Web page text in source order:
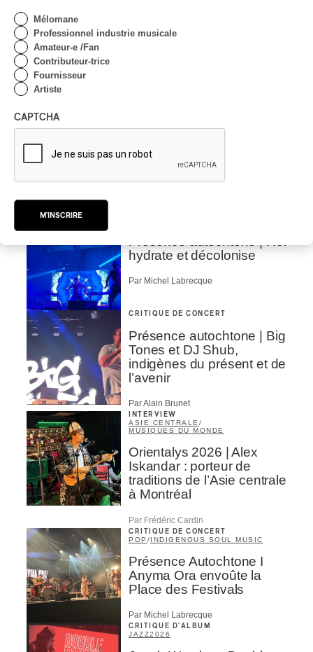
Tout le contenu 360
hydrate et décolonise
Par Michel Labrecque
CRITIQUE DE CONCERT
Présence autochtone | Big
Tones et DJ Shub,
indigènes du présent et de
l’avenir
Par Alain Brunet
INTERVIEW
ASIE CENTRALE/
MUSIQUES DU MONDE
Orientalys 2026 | Alex
Iskandar : porteur de
traditions de l’Asie centrale
à Montréal
Par Frédéric Cardin
CRITIQUE DE CONCERT
POP /INDIGENOUS SOUL MUSIC
Présence Autochtone I
Anyma Ora envoûte la
Place des Festivals
Par Michel Labrecque
CRITIQUE D'ALBUM
JAZZ2026
Mélomane
Professionnel industrie musicale
Amateur-e /Fan
Contributeur-trice
Fournisseur
Artiste
CAPTCHA
M'INSCRIRE